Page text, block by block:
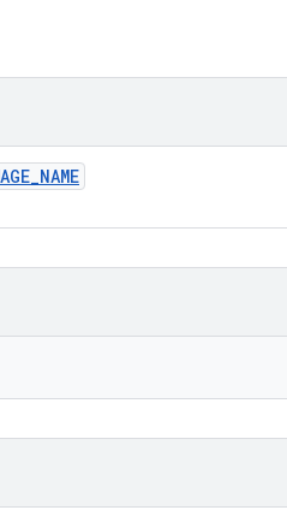
_NAME